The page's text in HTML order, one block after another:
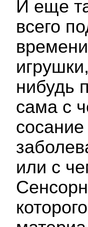
И еще
всего
нибудь
сама с
или с